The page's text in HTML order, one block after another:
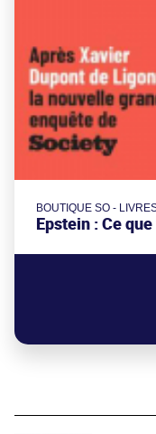
BOUTIQUE SO -
Epstein : Ce